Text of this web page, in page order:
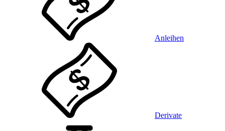
Anleihen
Derivate